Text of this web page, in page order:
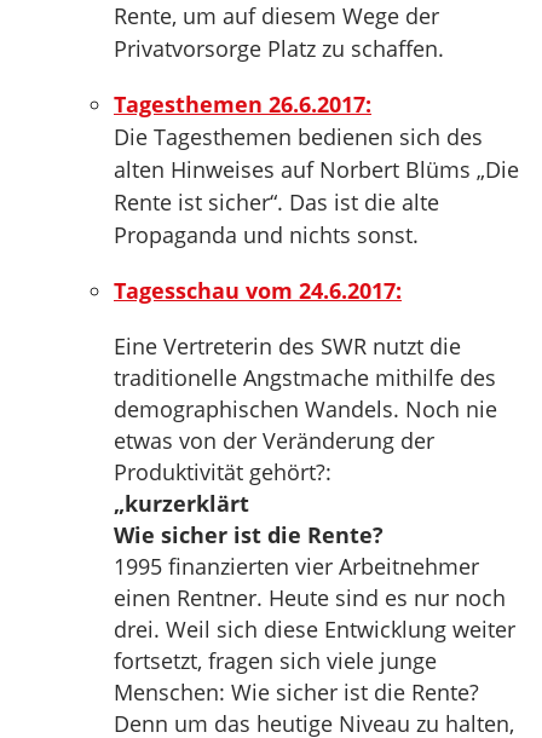
Rente, um auf diesem Wege der
Privatvorsorge Platz zu schaffen.
Tagesthemen 26.6.2017:
Die Tagesthemen bedienen sich des
alten Hinweises auf Norbert Blüms „Die
Rente ist sicher“. Das ist die alte
Propaganda und nichts sonst.
Tagesschau vom 24.6.2017:
Eine Vertreterin des SWR nutzt die
traditionelle Angstmache mithilfe des
demographischen Wandels. Noch nie
etwas von der Veränderung der
Produktivität gehört?:
„kurzerklärt
Wie sicher ist die Rente?
1995 finanzierten vier Arbeitnehmer
einen Rentner. Heute sind es nur noch
drei. Weil sich diese Entwicklung weiter
fortsetzt, fragen sich viele junge
Menschen: Wie sicher ist die Rente?
Denn um das heutige Niveau zu halten,